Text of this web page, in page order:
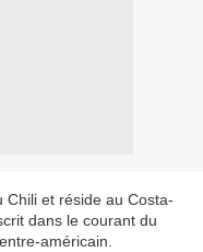
Chili et réside au Costa-
dans le courant du
américain.